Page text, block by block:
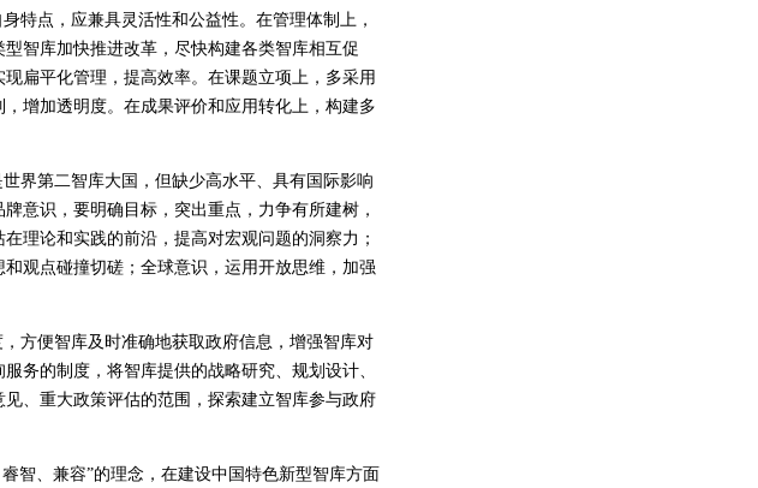
特点，应兼具灵活性和公益性。在管理体制上，
智库加快推进改革，尽快构建各类智库相互促
扁平化管理，提高效率。在课题立项上，多采用
增加透明度。在成果评价和应用转化上，构建多
界第二智库大国，但缺少高水平、具有国际影响
意识，要明确目标，突出重点，力争有所建树，
理论和实践的前沿，提高对宏观问题的洞察力；
观点碰撞切磋；全球意识，运用开放思维，加强
方便智库及时准确地获取政府信息，增强智库对
务的制度，将智库提供的战略研究、规划设计、
、重大政策评估的范围，探索建立智库参与政府
智、兼容”的理念，在建设中国特色新型智库方面